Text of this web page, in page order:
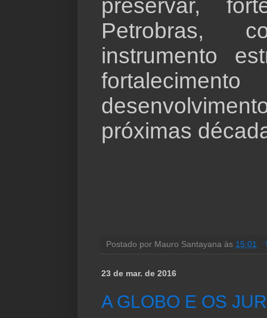
preservar,
Petrobras,
instrumento
próximas
Postado por Mauro Santayana às 15:01
23 de mar. de 2016
A GLOBO E OS